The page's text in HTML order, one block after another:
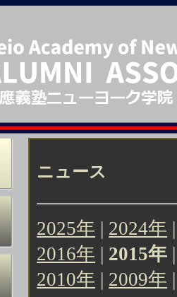
ニュース
2025年 | 2024年
2016年 | 2015年
2010年 | 2009年